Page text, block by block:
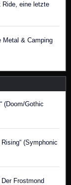
Ride, eine letzte
Metal & Camping
(Doom/Gothic
(Symphonic
Frostmond